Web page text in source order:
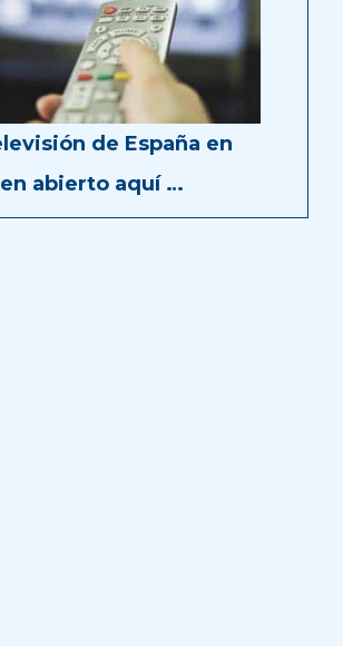
de España en
abierto aquí …